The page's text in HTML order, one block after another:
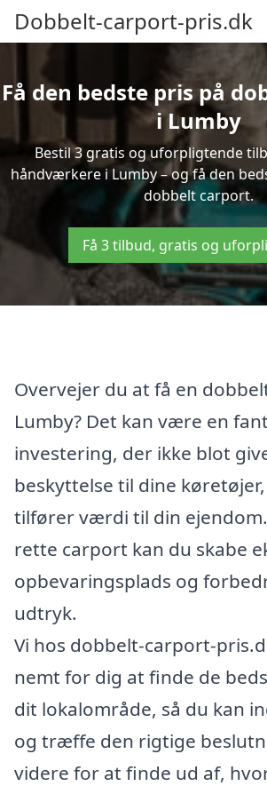
Dobbelt-carport-pris.dk
Få den bedste pris på
i Lumby
Bestil 3 gratis og uforpligtende
håndværkere i Lumby – og få den
dobbelt carport.
Få 3 tilbud, gratis og
Overvejer du at få en
Lumby? Det kan være en
investering, der ikke blot
beskyttelse til dine
tilfører værdi til din
rette carport kan du skabe
opbevaringsplads og
udtryk.
Vi hos dobbelt-carport-
nemt for dig at finde de
dit lokalområde, så du kan
og træffe den rigtige
videre for at finde ud af,